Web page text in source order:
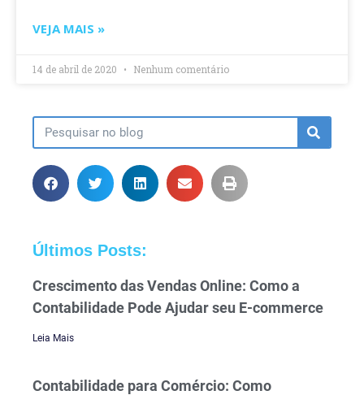
VEJA MAIS »
14 de abril de 2020 Nenhum comentário
Últimos Posts:
Crescimento das Vendas Online: Como a
Contabilidade Pode Ajudar seu E-commerce
Leia Mais
Contabilidade para Comércio: Como